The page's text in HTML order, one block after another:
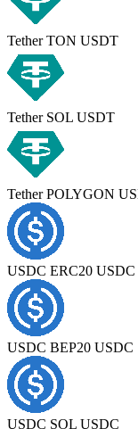
Tether TON USDT
Tether SOL USDT
Tether POLYGON
USDC ERC20 USDC
USDC BEP20 USDC
USDC SOL USDC